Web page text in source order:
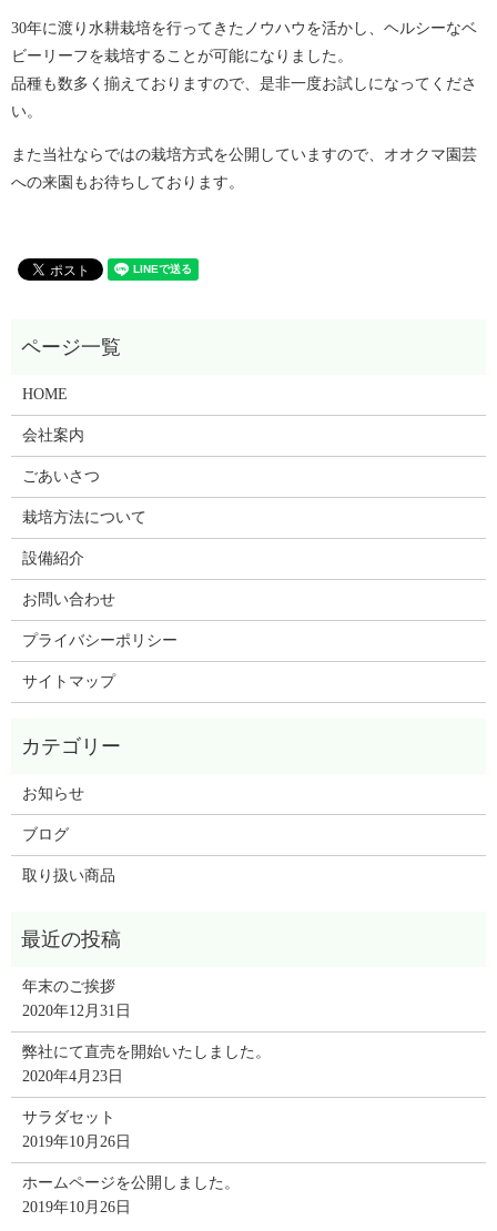
30年に渡り水耕栽培を行ってきたノウハウを活かし、ヘルシーなベ
ビーリーフを栽培することが可能になりました。
品種も数多く揃えておりますので、是非一度お試しになってくださ
い。
また当社ならではの栽培方式を公開していますので、オオクマ園芸
への来園もお待ちしております。
HOME
会社案内
ごあいさつ
栽培方法について
設備紹介
お問い合わせ
プライバシーポリシー
サイトマップ
お知らせ
ブログ
取り扱い商品
年末のご挨拶
2020年12月31日
弊社にて直売を開始いたしました。
2020年4月23日
サラダセット
2019年10月26日
ホームページを公開しました。
2019年10月26日